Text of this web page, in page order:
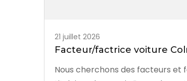
21 juillet 2026
Facteur/factrice voiture
Nous cherchons des facteurs et